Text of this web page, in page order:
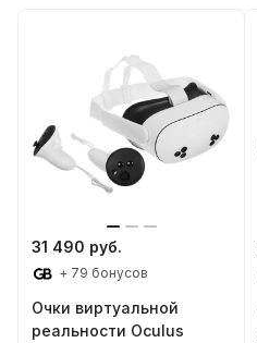
31 490 руб.
+ 79 бонусов
Очки виртуальной
реальности Oculus